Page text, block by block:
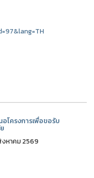
โครงการเพื่อขอรับ
งหาคม 2569